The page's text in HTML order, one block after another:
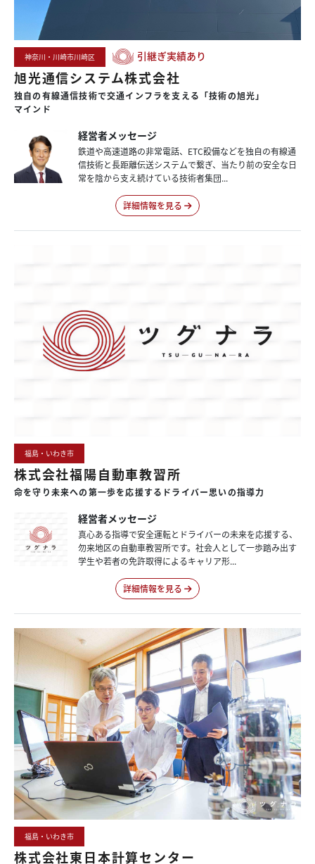
神奈川・川崎市川崎区 引継ぎ実績あり
旭光通信システム株式会社
独自の有線通信技術で交通インフラを支える 「技術の旭光」
マインド
経営者メッセージ
鉄道や高速道路の非常電話、ETC設備などを独自の有線通
信技術と長距離伝送システムで繋ぎ、当たり前の安全な日
常を陰から支え続けている技術者集団...
詳細情報を見る
福島・いわき市
株式会社福陽自動車教習所
命を守り未来への第一歩を応援する ドライバー思いの指導力
経営者メッセージ
真心ある指導で安全運転とドライバーの未来を応援する、
勿来地区の自動車教習所です。社会人として一歩踏み出す
学生や若者の免許取得によるキャリア形...
詳細情報を見る
福島・いわき市
株式会社東日本計算センター